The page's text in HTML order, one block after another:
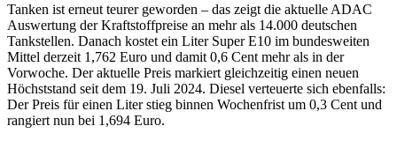
Tanken ist erneut teurer geworden – das zeigt die aktuelle ADAC
Auswertung der Kraftstoffpreise an mehr als 14.000 deutschen
Tankstellen. Danach kostet ein Liter Super E10 im bundesweiten
Mittel derzeit 1,762 Euro und damit 0,6 Cent mehr als in der
Vorwoche. Der aktuelle Preis markiert gleichzeitig einen neuen
Höchststand seit dem 19. Juli 2024. Diesel verteuerte sich ebenfalls:
Der Preis für einen Liter stieg binnen Wochenfrist um 0,3 Cent und
rangiert nun bei 1,694 Euro.